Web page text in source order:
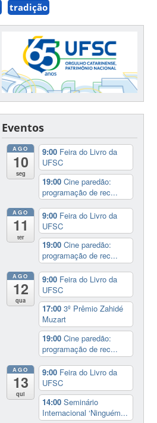
tradição
Eventos
AGO
10
seg
9:00 Feira do Livro da
UFSC
19:00Cine paredão:
programação de rec...
AGO
11
ter
9:00 Feira do Livro da
UFSC
19:00Cine paredão:
programação de rec...
AGO
12
qua
9:00 Feira do Livro da
UFSC
17:003º Prêmio Zahidé
Muzart
19:00Cine paredão:
programação de rec...
AGO
13
qui
9:00 Feira do Livro da
UFSC
14:00Seminário
Internacional ‘Ninguém...